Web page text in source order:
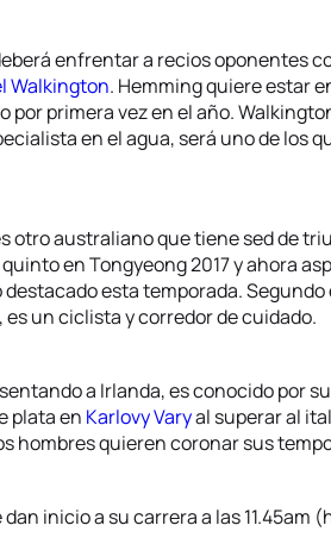
enfrentar a recios oponentes
Walkington. Hemming quiere estar
por primera vez en el año.
en el agua, será uno de los
otro australiano que tiene sed de
en Tongyeong 2017 y ahora
esta temporada. Segundo
, es un ciclista y corredor de cuidado.
a Irlanda, es conocido por
plata en Karlovy Varyal superar al
hombres quieren coronar sus
inicio a su carrera a las 11.45am